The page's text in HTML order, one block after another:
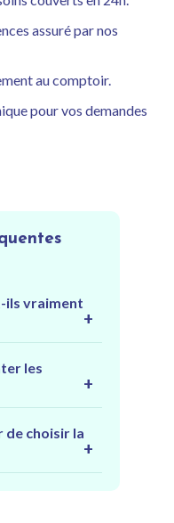
assuré par nos
au comptoir.
pour vos demandes
ils vraiment
17h est
les
par
garagiste.
de choisir la